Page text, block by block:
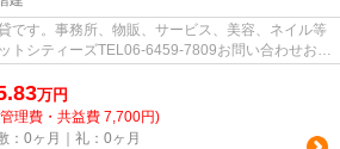
です。事務所、物販、サービス、美容、ネイル等
トシティーズTEL06-6459-7809お問い合わせお待
万円
理費・共益費 7,700円)
：0ヶ月｜礼：0ヶ月